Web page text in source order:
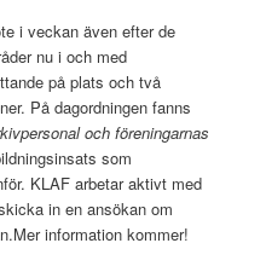
i veckan även efter de
nu i och med
på plats och två
På dagordningen fanns
och föreningarnas
som
KLAF arbetar aktivt med
in en ansökan om
information kommer!